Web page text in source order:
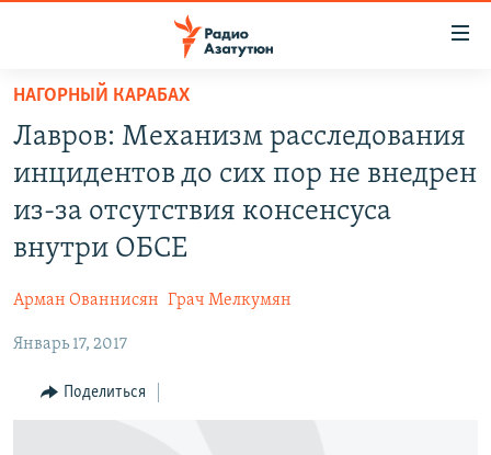
Перейти
основному
содержанию
основной
Перейти
НОВОСТИ
РЕГИОН
НАГОРНЫЙ КАРАБАХ
КУЛЬТУРА
НАГОРНЫЙ КАРАБАХ
Лавров: Механизм расследования
инцидентов до сих пор не внедрен
из-за отсутствия консенсуса
внутри ОБСЕ
Арман Ованнисян Грач Мелкумян
Январь 17, 2017
Поделиться